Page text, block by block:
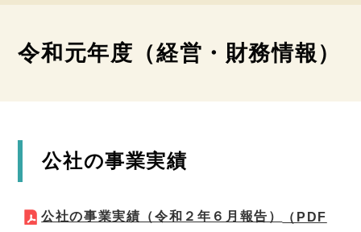
令和元年度（経営・財務情報）
公社の事業実績
公社の事業実績（令和２年６月報告）
（PDF